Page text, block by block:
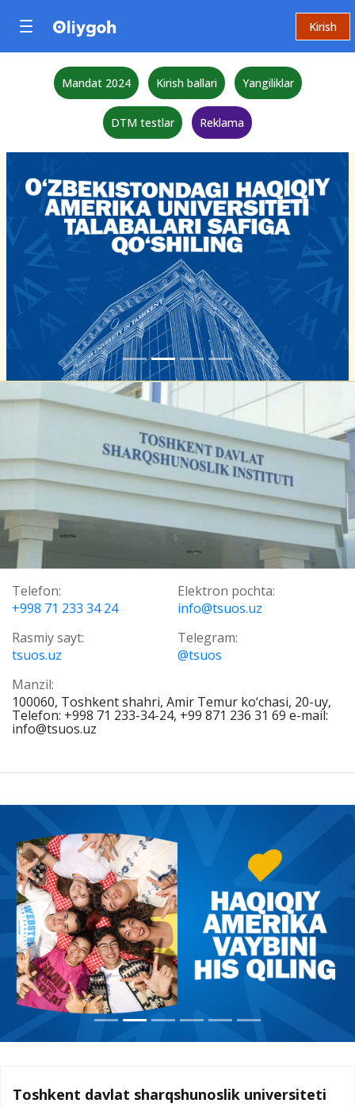
Kirish
Mandat 2024 Kirish ballari Yangiliklar
DTM testlar Reklama
Telefon:
+998 71 233 34 24
Elektron pochta:
info@tsuos.uz
Rasmiy sayt:
tsuos.uz
Telegram:
@tsuos
Manzil:
100060, Toshkent shahri, Amir Temur ko‘chasi, 20-uy,
Telefon: +998 71 233-34-24, +99 871 236 31 69 e-mail:
info@tsuos.uz
Toshkent davlat sharqshunoslik universiteti